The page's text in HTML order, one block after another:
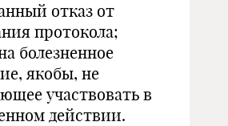
отказ от
протокола;
болезненное
якобы, не
участвовать в
действии.